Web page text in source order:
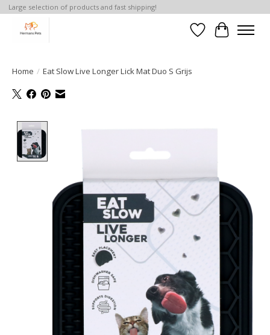
Large selection of products and fast shipping!
Verlanglijst
Home / Eat Slow Live Longer Lick Mat Duo S Grijs
Product image slideshow Items